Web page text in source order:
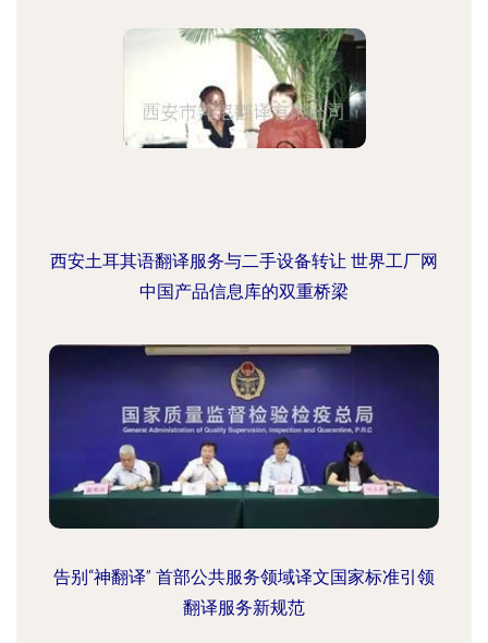
西安土耳其语翻译服务与二手设备转让 世界工厂网
中国产品信息库的双重桥梁
告别“神翻译” 首部公共服务领域译文国家标准引领
翻译服务新规范